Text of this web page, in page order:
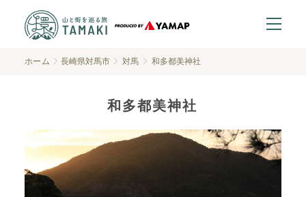
ホーム 長崎県対馬市 対馬 和多都美神社
和多都美神社